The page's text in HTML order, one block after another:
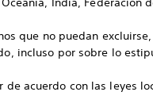
que no puedan
incluso por sobre lo
acuerdo con las leyes